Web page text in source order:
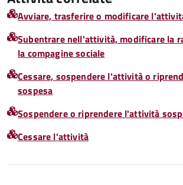
Avviare, trasferire o modificare
Subentrare nell'attività, modificare la
la compagine sociale
Cessare, sospendere l'attività o
sospesa
Sospendere o riprendere l'attività
Cessare l'attività